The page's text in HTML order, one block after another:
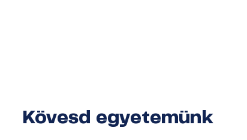
Kövesd egyetemünk